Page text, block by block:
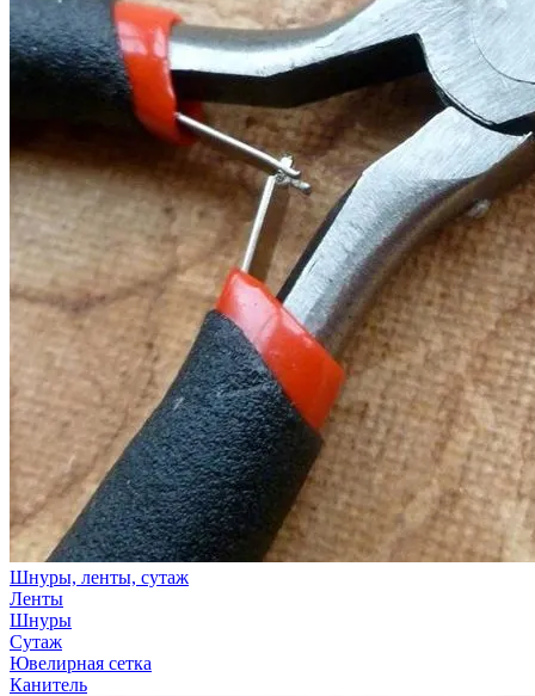
Шнуры, ленты, сутаж
Ленты
Шнуры
Сутаж
Ювелирная сетка
Канитель